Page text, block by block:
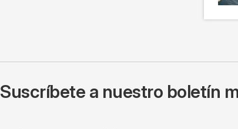
Suscríbete a nuestro boletín